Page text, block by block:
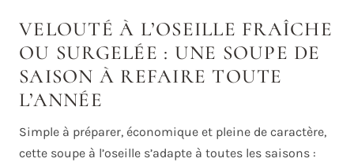
VELOUTÉ À L’OSEILLE FRAÎCHE
OU SURGELÉE : UNE SOUPE DE
SAISON À REFAIRE TOUTE
L’ANNÉE
Simple à préparer, économique et pleine de caractère,
cette soupe à l’oseille s’adapte à toutes les saisons :